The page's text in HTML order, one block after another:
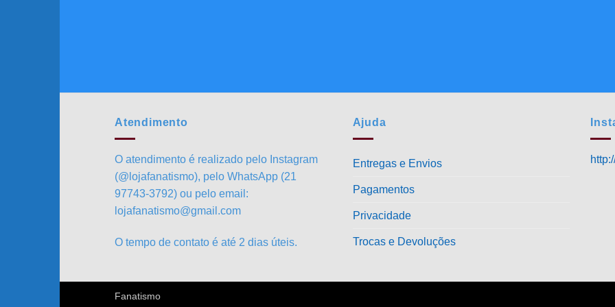
Atendimento
O atendimento é realizado pelo Instagram
(@lojafanatismo), pelo WhatsApp (21
97743-3792) ou pelo email:
lojafanatismo@gmail.com
O tempo de contato é até 2 dias úteis.
Ajuda
Entregas e Envios
Pagamentos
Privacidade
Trocas e Devoluções
Fanatismo